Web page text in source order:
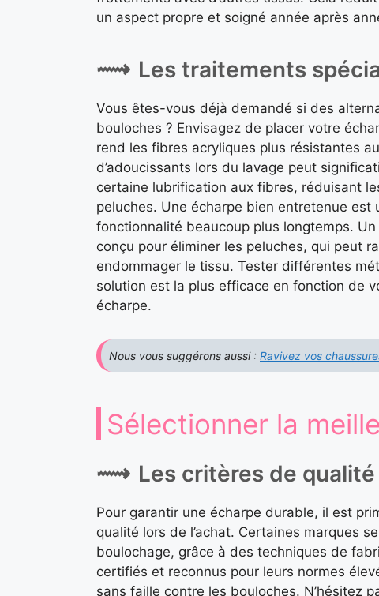
un aspect propre et soigné année après
Les traitements
Vous êtes-vous déjà demandé si des
bouloches ? Envisagez de placer votre
rend les fibres acryliques plus résistantes
d’adoucissants lors du lavage peut
certaine lubrification aux fibres, réduisant
peluches. Une écharpe bien entretenue
fonctionnalité beaucoup plus longtemps.
conçu pour éliminer les peluches, qui peut
endommager le tissu. Tester différentes
solution est la plus efficace en fonction de
écharpe.
Nous vous suggérons aussi : Ravivez vos
Sélectionner la
Les critères de
Pour garantir une écharpe durable, il est
qualité lors de l’achat. Certaines marques
boulochage, grâce à des techniques de
certifiés et reconnus pour leurs normes
sans faille contre les bouloches. N’hésitez